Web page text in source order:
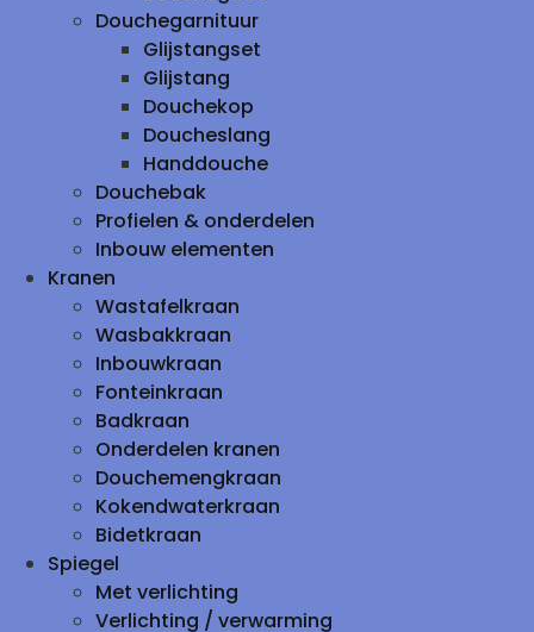
Douchegarnituur
Glijstangset
Glijstang
Douchekop
Doucheslang
Handdouche
Douchebak
Profielen & onderdelen
Inbouw elementen
Kranen
Wastafelkraan
Wasbakkraan
Inbouwkraan
Fonteinkraan
Badkraan
Onderdelen kranen
Douchemengkraan
Kokendwaterkraan
Bidetkraan
Spiegel
Met verlichting
Verlichting / verwarming